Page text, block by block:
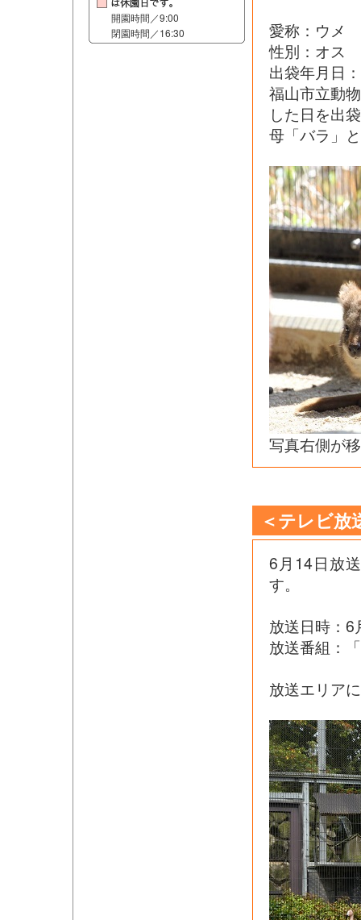
開園時間／9:00
閉園時間／16:30
愛称：ウメ
性別：オス
出袋年月日
福山市立動
した日を出
母「バラ」
写真右側が
＜テレビ放
6月14日放
す。
放送日時：
放送番組：
放送エリア